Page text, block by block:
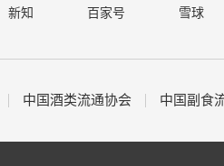
新知 百家号 雪球
中国酒类流通协会 中国副食